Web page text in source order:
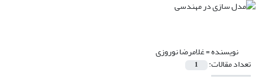
نویسنده =غلامرضا نوروزی
تعداد مقالات: 1